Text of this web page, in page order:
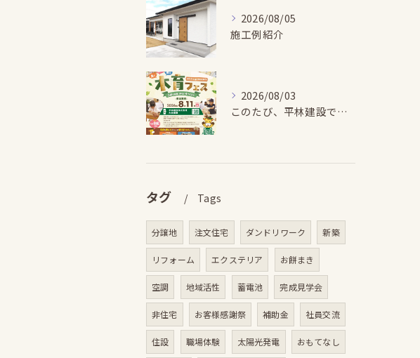
2026/08/05
施工例紹介
2026/08/03
このたび、平林建設では、お子さまが木とふれあい・木について学...
タグ Tags
分譲地 注文住宅 ダンドリワーク 新築
リフォーム エクステリア お餅まき
空調 地域活性 蓄電池 完成見学会
非住宅 お客様感謝祭 補助金 社員交流
住設 職場体験 太陽光発電 おもてなし